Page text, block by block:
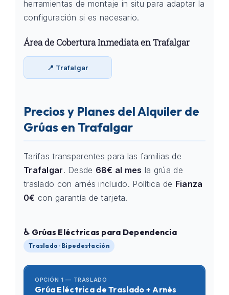
herramientas de montaje in situ para adaptar la
configuración si es necesario.
Área de Cobertura Inmediata en Trafalgar
📍 Trafalgar
Precios y Planes del Alquiler de
Grúas en Trafalgar
Tarifas transparentes para las familias de
Trafalgar. Desde 68€ al mes la grúa de
traslado con arnés incluido. Política de Fianza
0€ con garantía de tarjeta.
♿ Grúas Eléctricas para Dependencia
Traslado · Bipedestación
OPCIÓN 1 — TRASLADO
Grúa Eléctrica de Traslado + Arnés